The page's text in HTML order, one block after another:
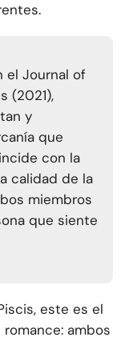
el Journal of
(2021),
y
que
con la
calidad de la
miembros
que siente
este es el
ambos